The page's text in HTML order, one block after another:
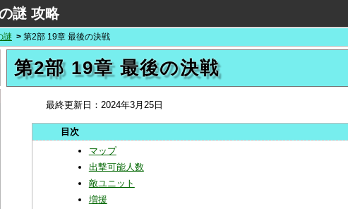
謎 攻略
謎 第2部 19章 最後の決戦
第2部 19章 最後の決戦
最終更新日： 2024年3月25日
マップ
出撃可能人数
敵ユニット
増援